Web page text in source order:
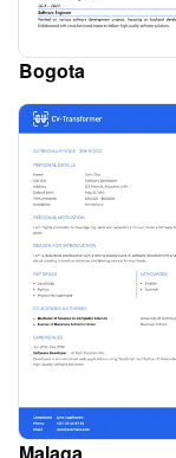
Bogota
Malaga